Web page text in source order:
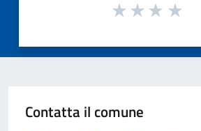
Contatta il comune